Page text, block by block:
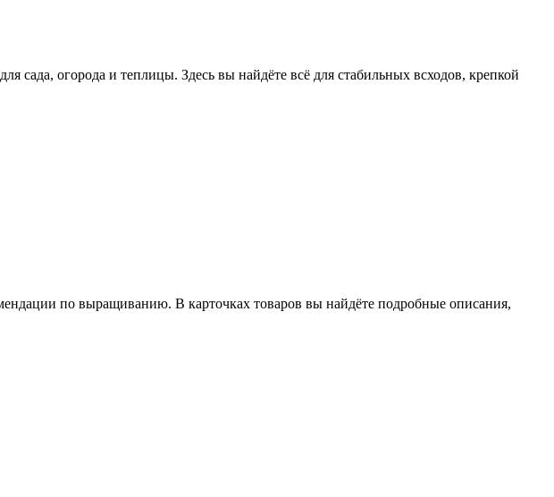
сада, огорода и теплицы. Здесь вы найдёте всё для стабильных всходов, крепкой
по выращиванию. В карточках товаров вы найдёте подробные описания,